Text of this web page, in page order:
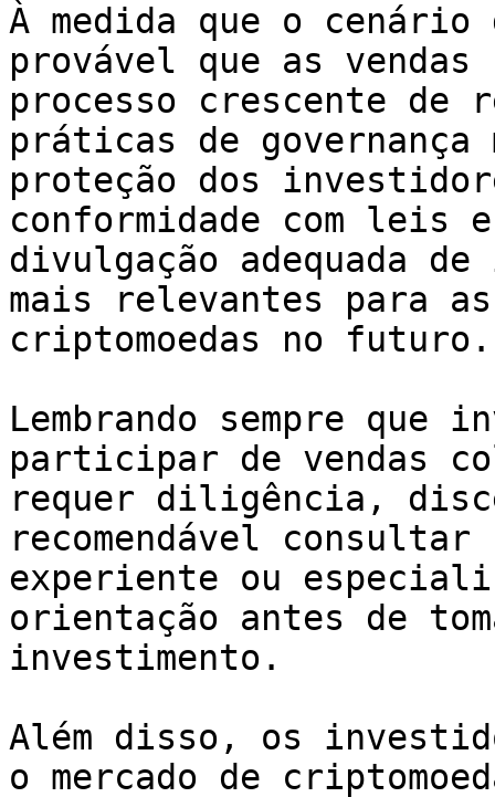
À medida que o
provável que as vendas
processo crescente de
práticas de
proteção dos
conformidade com leis
divulgação adequada
mais relevantes para
criptomoedas no futuro.
Lembrando sempre que
participar de vendas
requer diligência,
recomendável
experiente ou
orientação antes de
investimento.
Além disso, os
o mercado de